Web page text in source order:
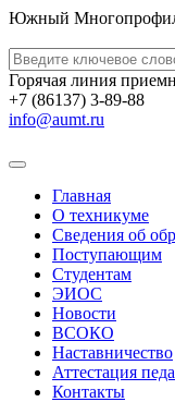
Южный
Горячая линия
+7 (86137) 3-89-88
info@aumt.ru
Главная
О техникуме
Сведения об
Поступающим
Студентам
ЭИОС
Новости
ВСОКО
Наставничество
Аттестация
Контакты